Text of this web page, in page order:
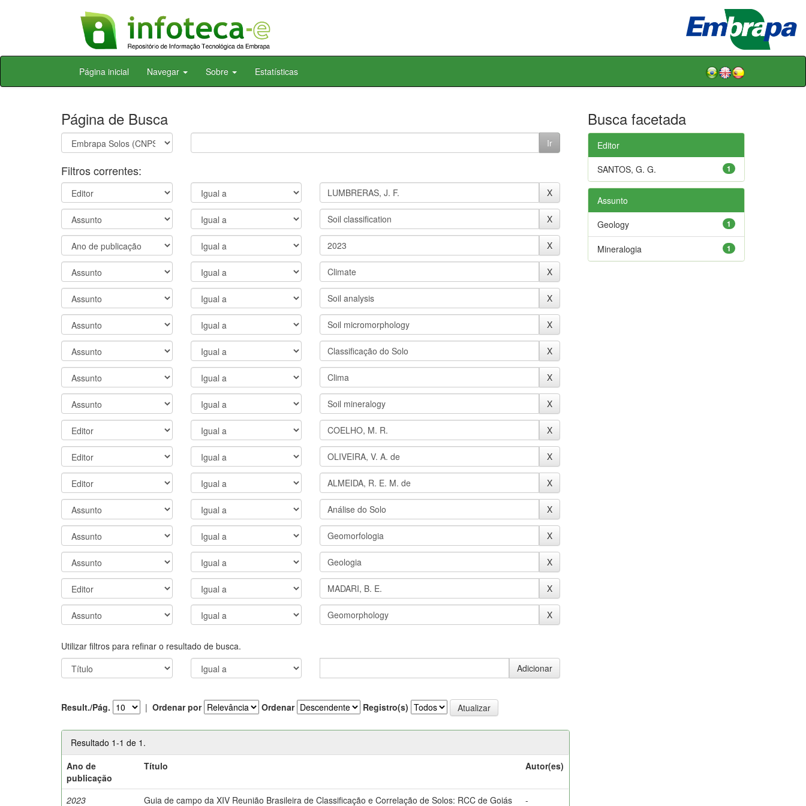
Skip
Página inicial Navegar Sobre Estatísticas
Página de Busca
Filtros correntes:
Utilizar filtros para refinar o resultado de busca.
Result./Pág. | Ordenar por Ordenar Registro(s)
Resultado 1-1 de 1.
Ano de
publicação
Título Autor(es)
2023
Guia de campo da XIV Reunião Brasileira de Classificação e Correlação de Solos: RCC de Goiás
-
Busca facetada
Editor
1
SANTOS, G. G.
Assunto
1
Geology
1
Mineralogia